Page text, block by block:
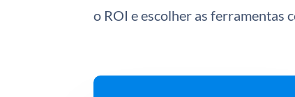
o ROI e escolher as ferramentas